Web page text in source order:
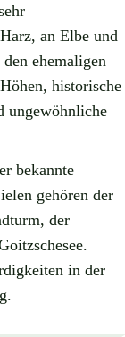
an Elbe und
ehemaligen
historische
ungewöhnliche
bekannte
gehören der
der
in der